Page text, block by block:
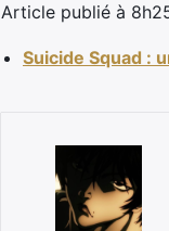
Article publié à
Suicide Squad :